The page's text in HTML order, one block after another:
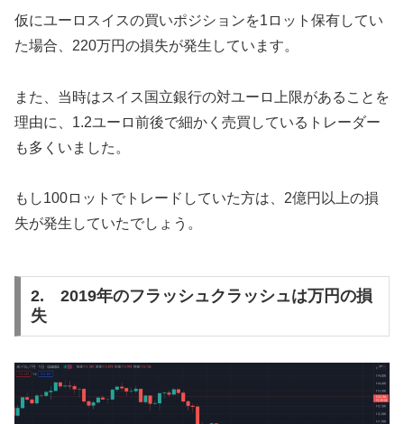
仮にユーロスイスの買いポジションを1ロット保有してい
た場合、220万円の損失が発生しています。
また、当時はスイス国立銀行の対ユーロ上限があることを
理由に、1.2ユーロ前後で細かく売買しているトレーダー
も多くいました。
もし100ロットでトレードしていた方は、2億円以上の損
失が発生していたでしょう。
2. 2019年のフラッシュクラッシュは万円の損
失